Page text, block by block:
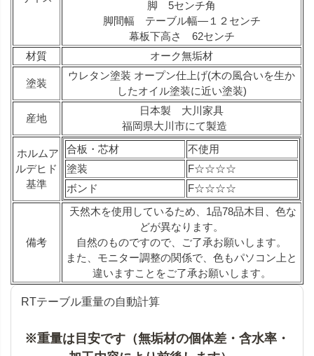
脚 5センチ角
脚間幅 テーブル幅—１２センチ
幕板下高さ 62センチ
材質
オーク無垢材
塗装
ウレタン塗装 オープン仕上げ(木の風合いを生か
したオイル塗装に近い塗装)
産地
日本製 大川家具
福岡県大川市にて製造
ホルムア
ルデヒド
基準
合板・芯材
不使用
塗装
F☆☆☆☆
ボンド
F☆☆☆☆
備考
天然木を使用しているため、1品78品木目、色な
どが異なります。
自然のものですので、ご了承お願いします。
また、モニター調整の関係で、色もパソコン上と
違いますことをご了承お願いします。
RTテーブル重量の自動計算
※重量は目安です（無垢材の個体差・含水率・